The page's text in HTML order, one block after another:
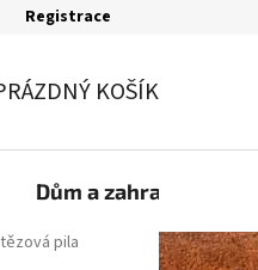
Registrace
KOŠÍK
Dům a zahrada
pila